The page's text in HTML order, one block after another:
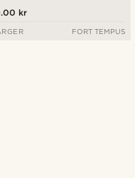
kr
FORT TEMPUS